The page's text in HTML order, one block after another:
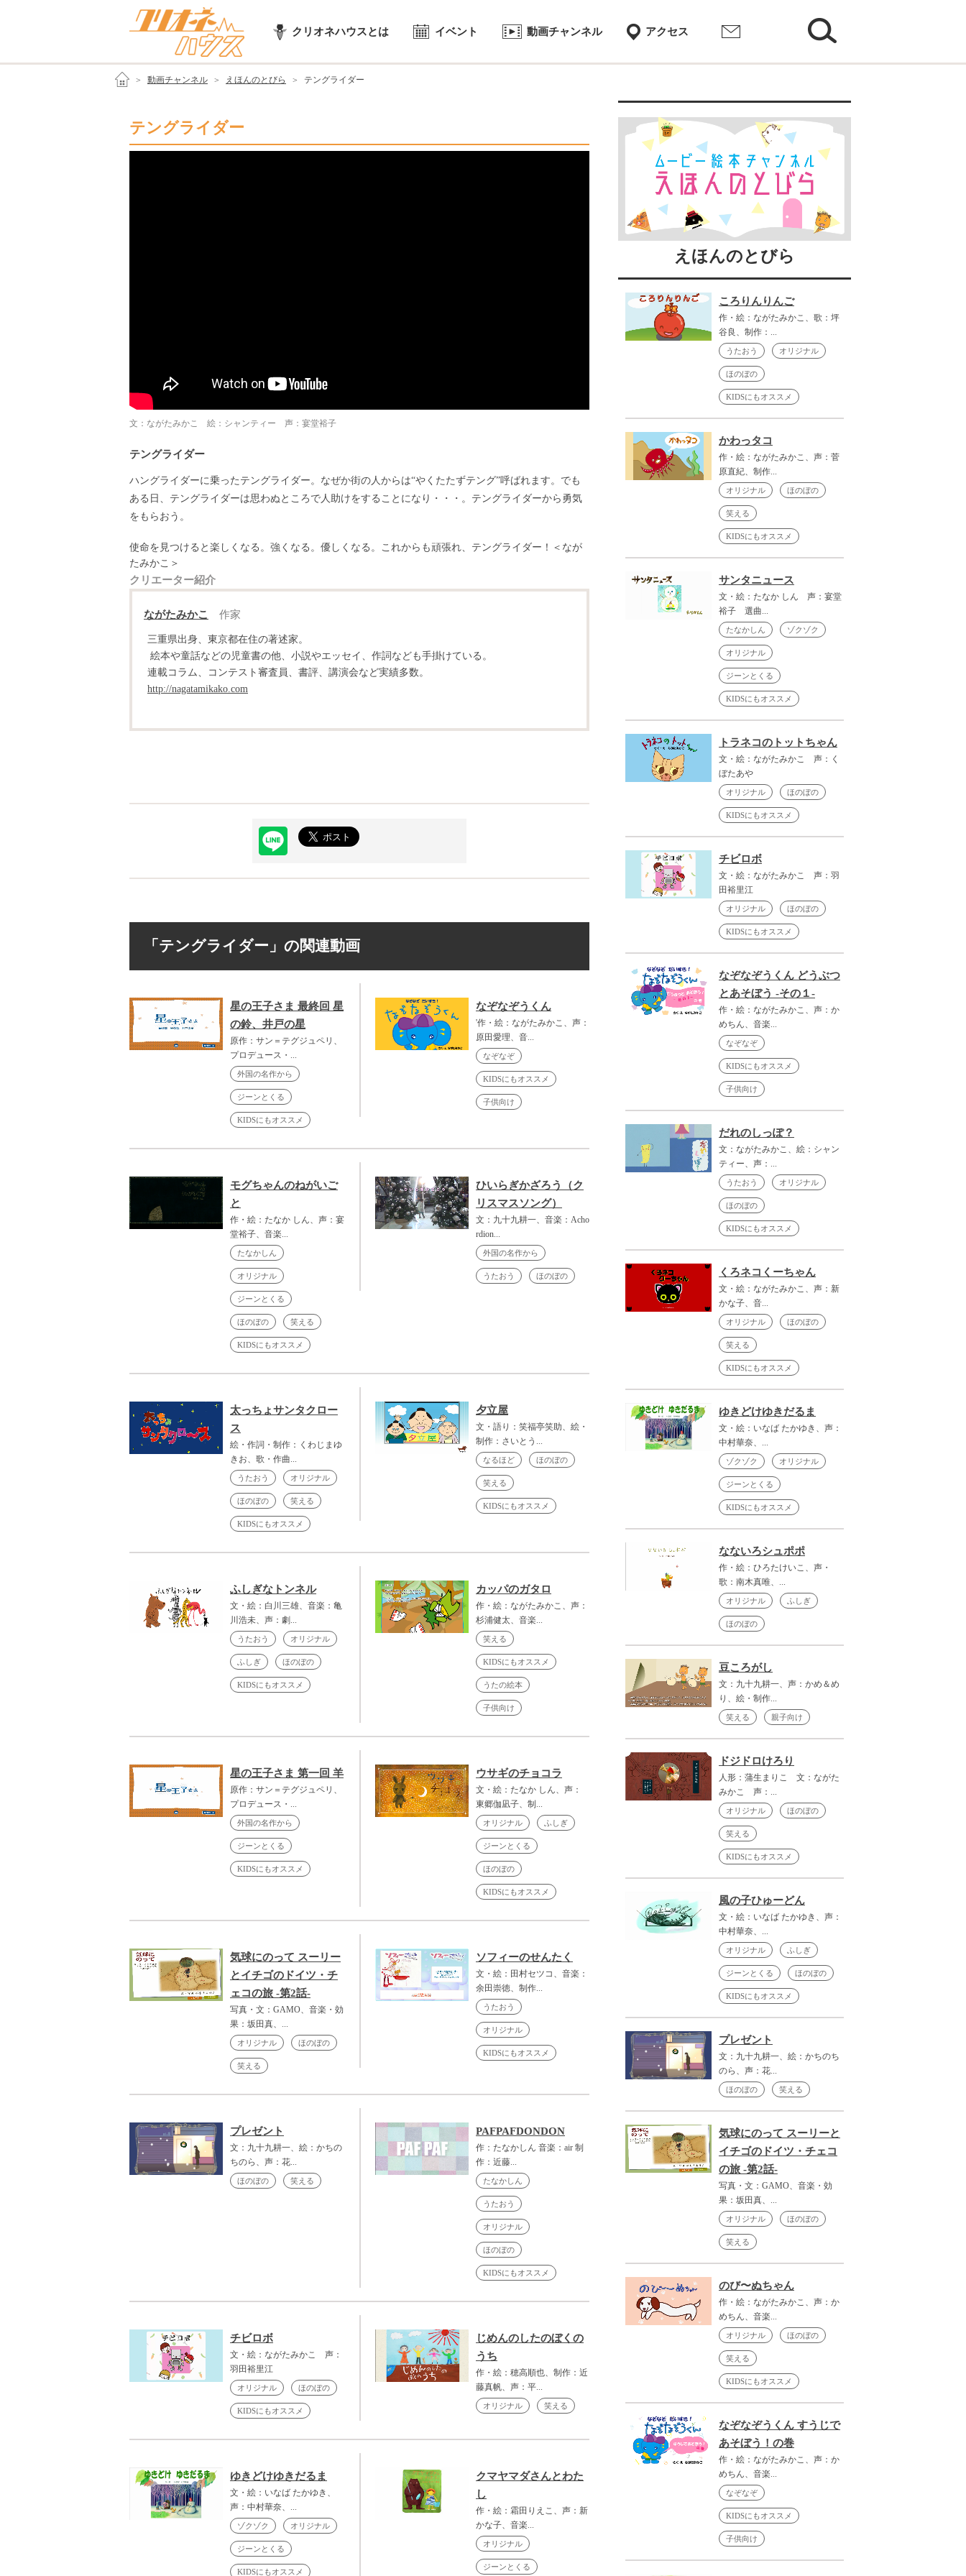
クリオネハウスとは イベント 動画チャンネル アクセス
動画チャンネル えほんのとびら テングライダー
テングライダー
文：ながたみかこ 絵：シャンティー 声：宴堂裕子
テングライダー
ハングライダーに乗ったテングライダー。なぜか街の人からは“やくたたずテング”呼ばれます。でも
ある日、テングライダーは思わぬところで人助けをすることになり・・・。テングライダーから勇気
をもらおう。
使命を見つけると楽しくなる。強くなる。優しくなる。これからも頑張れ、テングライダー！＜なが
たみかこ＞
クリエーター紹介
ながたみかこ 作家
三重県出身、東京都在住の著述家。
絵本や童話などの児童書の他、小説やエッセイ、作詞なども手掛けている。
連載コラム、コンテスト審査員、書評、講演会など実績多数。
http://nagatamikako.com
「テングライダー」の関連動画
星の王子さま 最終回 星
の鈴、井戸の星
原作：サン＝テグジュペリ、
プロデュース・...
外国の名作から
ジーンとくる
KIDSにもオススメ
なぞなぞうくん
'作・絵：ながたみかこ、声：
原田愛理、音...
なぞなぞ
KIDSにもオススメ
子供向け
モグちゃんのねがいご
と
作・絵：たなか しん、声：宴
堂裕子、音楽...
たなかしん
オリジナル
ジーンとくる
ほのぼの 笑える
KIDSにもオススメ
ひいらぎかざろう（ク
リスマスソング）
文：九十九耕一、音楽：Acho
rdion...
外国の名作から
うたおう ほのぼの
太っちょサンタクロー
ス
絵・作詞・制作：くわじまゆ
きお、歌・作曲...
うたおう オリジナル
ほのぼの 笑える
KIDSにもオススメ
夕立屋
文・語り：笑福亭笑助、絵・
制作：さいとう...
なるほど ほのぼの
笑える
KIDSにもオススメ
ふしぎなトンネル
文・絵：白川三雄、音楽：亀
川浩未、声：劇...
うたおう オリジナル
ふしぎ ほのぼの
KIDSにもオススメ
カッパのガタロ
作・絵：ながたみかこ、声：
杉浦健太、音楽...
笑える
KIDSにもオススメ
うたの絵本
子供向け
星の王子さま 第一回 羊
原作：サン＝テグジュペリ、
プロデュース・...
外国の名作から
ジーンとくる
KIDSにもオススメ
ウサギのチョコラ
文・絵：たなか しん、声：
東郷伽凪子、制...
オリジナル ふしぎ
ジーンとくる
ほのぼの
KIDSにもオススメ
気球にのって スーリー
とイチゴのドイツ・チ
ェコの旅 -第2話-
写真・文：GAMO、音楽・効
果：坂田真、...
オリジナル ほのぼの
笑える
ソフィーのせんたく
文・絵：田村セツコ、音楽：
余田崇徳、制作...
うたおう
オリジナル
KIDSにもオススメ
プレゼント
文：九十九耕一、絵：かちの
ちのら、声：花...
ほのぼの 笑える
PAFPAFDONDON
作：たなかしん 音楽：air 制
作：近藤...
たなかしん
うたおう
オリジナル
ほのぼの
KIDSにもオススメ
チビロボ
文・絵：ながたみかこ 声：
羽田裕里江
オリジナル ほのぼの
KIDSにもオススメ
じめんのしたのぼくの
うち
作・絵：穂高順也、制作：近
藤真帆、声：平...
オリジナル 笑える
ゆきどけゆきだるま
文・絵：いなば たかゆき、
声：中村華奈、...
ゾクゾク オリジナル
ジーンとくる
KIDSにもオススメ
クマヤマダさんとわた
し
作・絵：霜田りえこ、声：新
かな子、音楽...
オリジナル
ジーンとくる
えほんのとびら
ころりんりんご
作・絵：ながたみかこ、歌：坪
谷良、制作：...
うたおう オリジナル
ほのぼの
KIDSにもオススメ
かわっタコ
作・絵：ながたみかこ、声：菅
原直紀、制作...
オリジナル ほのぼの
笑える
KIDSにもオススメ
サンタニュース
文・絵：たなか しん 声：宴堂
裕子 選曲...
たなかしん ゾクゾク
オリジナル
ジーンとくる
KIDSにもオススメ
トラネコのトットちゃん
文・絵：ながたみかこ 声：く
ぼたあや
オリジナル ほのぼの
KIDSにもオススメ
チビロボ
文・絵：ながたみかこ 声：羽
田裕里江
オリジナル ほのぼの
KIDSにもオススメ
なぞなぞうくん どうぶつ
とあそぼう -その１-
作・絵：ながたみかこ、声：か
めちん、音楽...
なぞなぞ
KIDSにもオススメ
子供向け
だれのしっぽ？
文：ながたみかこ、絵：シャン
ティー、声：...
うたおう オリジナル
ほのぼの
KIDSにもオススメ
くろネコくーちゃん
文・絵：ながたみかこ、声：新
かな子、音...
オリジナル ほのぼの
笑える
KIDSにもオススメ
ゆきどけゆきだるま
文・絵：いなば たかゆき、声：
中村華奈、...
ゾクゾク オリジナル
ジーンとくる
KIDSにもオススメ
なないろシュポポ
作・絵：ひろたけいこ、声・
歌：南木真唯、...
オリジナル ふしぎ
ほのぼの
豆ころがし
文：九十九耕一、声：かめ＆め
り、絵・制作...
笑える 親子向け
ドジドロけろり
人形：蒲生まりこ 文：ながた
みかこ 声：...
オリジナル ほのぼの
笑える
KIDSにもオススメ
風の子ひゅーどん
文・絵：いなば たかゆき、声：
中村華奈、...
オリジナル ふしぎ
ジーンとくる ほのぼの
KIDSにもオススメ
プレゼント
文：九十九耕一、絵：かちのち
のら、声：花...
ほのぼの 笑える
気球にのって スーリーと
イチゴのドイツ・チェコ
の旅 -第2話-
写真・文：GAMO、音楽・効
果：坂田真、...
オリジナル ほのぼの
笑える
のび〜ぬちゃん
作・絵：ながたみかこ、声：か
めちん、音楽...
オリジナル ほのぼの
笑える
KIDSにもオススメ
なぞなぞうくん すうじで
あそぼう！の巻
作・絵：ながたみかこ、声：か
めちん、音楽...
なぞなぞ
KIDSにもオススメ
子供向け